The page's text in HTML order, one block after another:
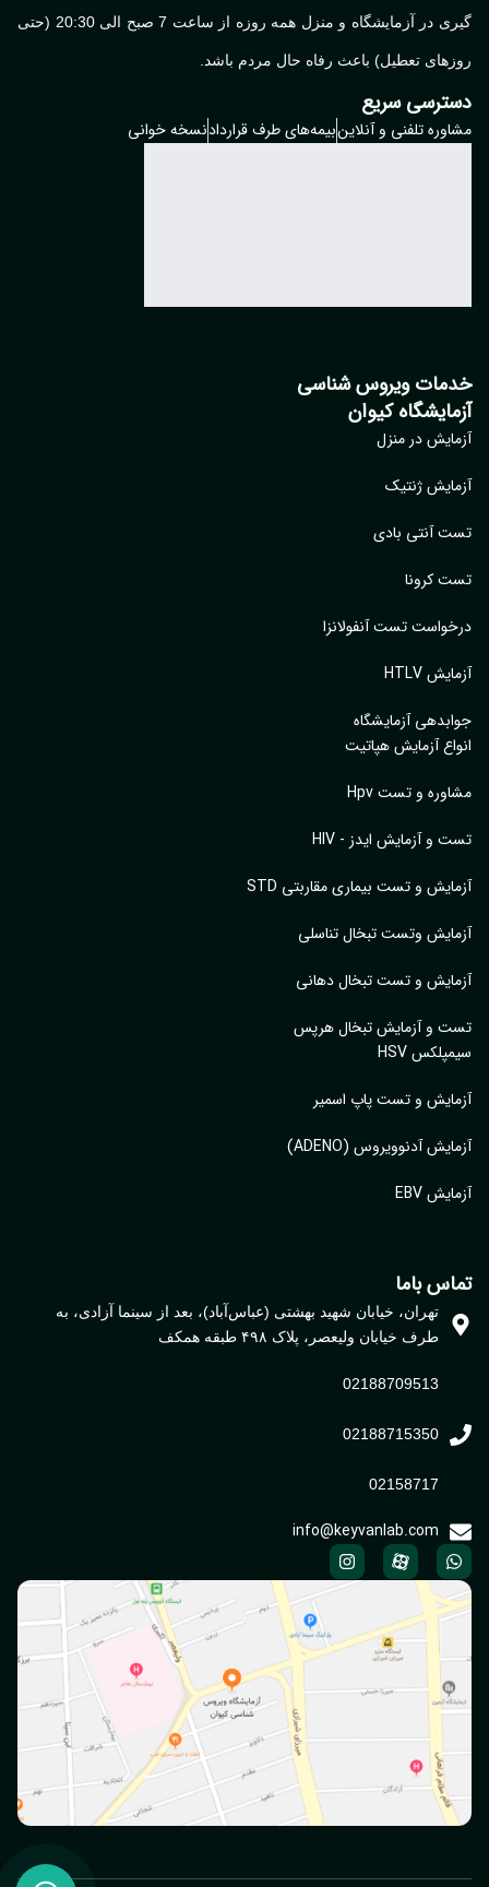
گیری در آزمایشگاه و منزل همه روزه از ساعت 7 صبح الی 20:30 (حتی
روزهای تعطیل) باعث رفاه حال مردم باشد.
دسترسی سریع
مشاوره تلفنی و آنلاینبیمه‌های طرف قراردادنسخه خوانی
خدمات ویروس شناسی
آزمایشگاه کیوان
آزمایش در منزل
آزمایش ژنتیک
تست آنتی بادی
تست کرونا
درخواست تست آنفولانزا
آزمایش HTLV
جوابدهی آزمایشگاه
انواع آزمایش هپاتیت
مشاوره و تست Hpv
تست و آزمایش ایدز - HIV
آزمایش و تست بیماری مقاربتی STD
آزمایش وتست تبخال تناسلی
آزمایش و تست تبخال دهانی
تست و آزمایش تبخال هرپس
سیمپلکس HSV
آزمایش و تست پاپ اسمیر
آزمایش آدنوویروس (ADENO)
آزمایش EBV
تماس باما
تهران، خیابان شهید بهشتی (عباس‌آباد)، بعد از سینما آزادی، به
طرف خیابان ولیعصر، پلاک ۴۹۸ طبقه همکف
02188709513
02188715350
02158717
info@keyvanlab.com